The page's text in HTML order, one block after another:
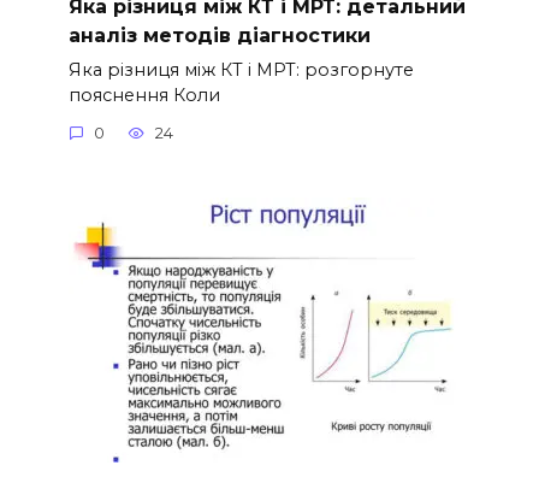
Яка різниця між КТ і МРТ: детальний
аналіз методів діагностики
Яка різниця між КТ і МРТ: розгорнуте
пояснення Коли
0 24